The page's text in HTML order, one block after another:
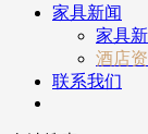
家具新闻
家具
酒店
联系我们